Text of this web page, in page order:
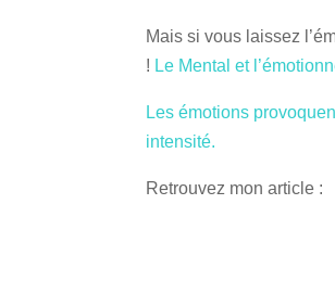
Mais si vous laissez
! Le Mental et
Les émotions
intensité.
Retrouvez mon article :